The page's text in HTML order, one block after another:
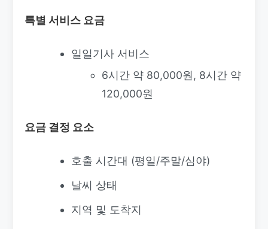
특별 서비스 요금
일일기사 서비스
6시간 약 80,000원, 8시간 약
120,000원
요금 결정 요소
호출 시간대 (평일/주말/심야)
날씨 상태
지역 및 도착지